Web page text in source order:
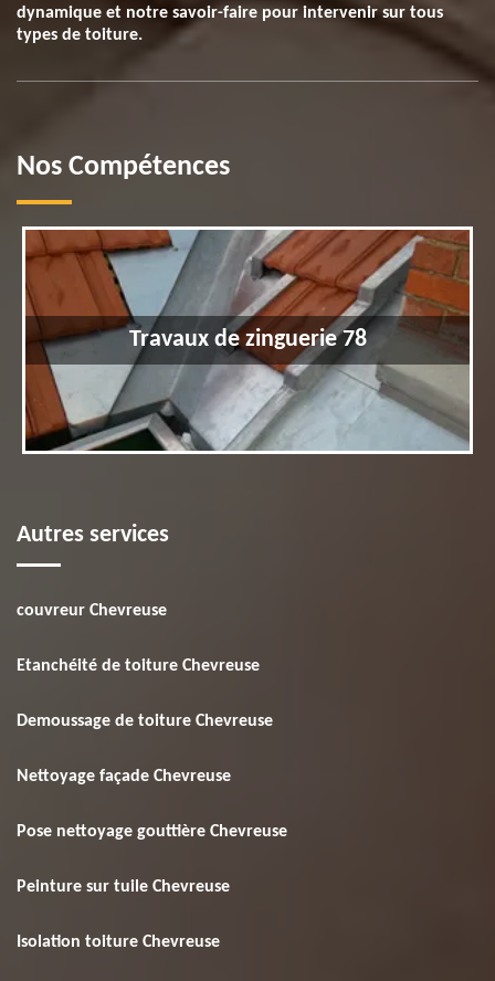
dynamique et notre savoir-faire pour intervenir sur tous
types de toiture.
Nos Compétences
Travaux de zinguerie 78
Autres services
couvreur Chevreuse
Etanchéité de toiture Chevreuse
Demoussage de toiture Chevreuse
Nettoyage façade Chevreuse
Pose nettoyage gouttière Chevreuse
Peinture sur tuile Chevreuse
Isolation toiture Chevreuse